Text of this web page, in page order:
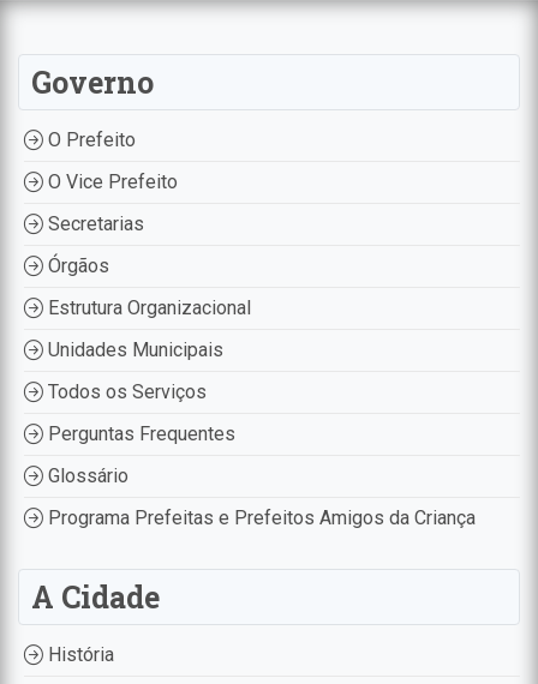
Governo
O Prefeito
O Vice Prefeito
Secretarias
Órgãos
Estrutura Organizacional
Unidades Municipais
Todos os Serviços
Perguntas Frequentes
Glossário
Programa Prefeitas e Prefeitos Amigos da Criança
A Cidade
História